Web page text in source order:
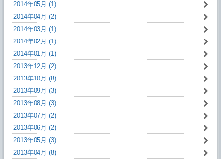
2014年05月 (1)
2014年04月 (2)
2014年03月 (1)
2014年02月 (1)
2014年01月 (1)
2013年12月 (2)
2013年10月 (8)
2013年09月 (3)
2013年08月 (3)
2013年07月 (2)
2013年06月 (2)
2013年05月 (3)
2013年04月 (8)